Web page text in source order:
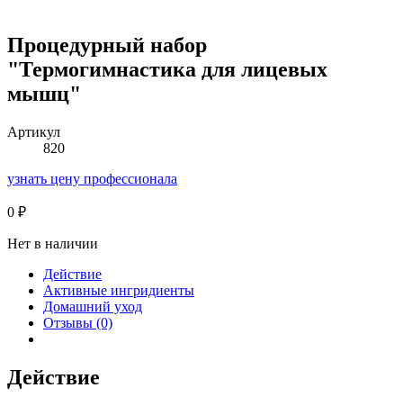
Процедурный набор
"Термогимнастика для лицевых
мышц"
Артикул
820
узнать цену профессионала
0 ₽
Нет в наличии
Действие
Активные ингридиенты
Домашний уход
Отзывы (0)
Действие